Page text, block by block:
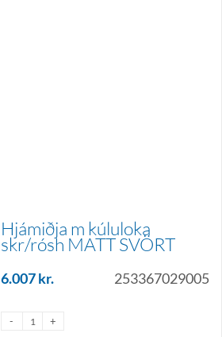
Hjámiðja m kúluloka
skr/rósh MATT SVÖRT
6.007kr. 253367029005